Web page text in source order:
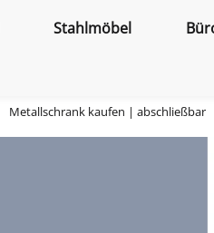
Stahlmöbel
Metallschrank kaufen | abschließbar